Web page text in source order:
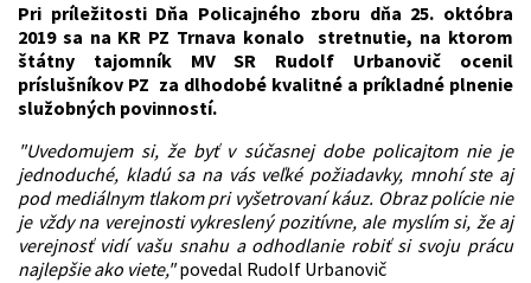
Pri príležitosti Dňa Policajného zboru dňa 25. októbra
2019 sa na KR PZ Trnava konalo stretnutie, na ktorom
štátny tajomník MV SR Rudolf Urbanovič ocenil
príslušníkov PZ za dlhodobé kvalitné a príkladné plnenie
služobných povinností.
"Uvedomujem si, že byť v súčasnej dobe policajtom nie je
jednoduché, kladú sa na vás veľké požiadavky, mnohí ste aj
pod mediálnym tlakom pri vyšetrovaní káuz. Obraz polície nie
je vždy na verejnosti vykreslený pozitívne, ale myslím si, že aj
verejnosť vidí vašu snahu a odhodlanie robiť si svoju prácu
najlepšie ako viete,"povedal Rudolf Urbanovič